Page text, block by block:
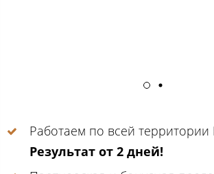
Работаем по всей территории
Результат от 2 дней!